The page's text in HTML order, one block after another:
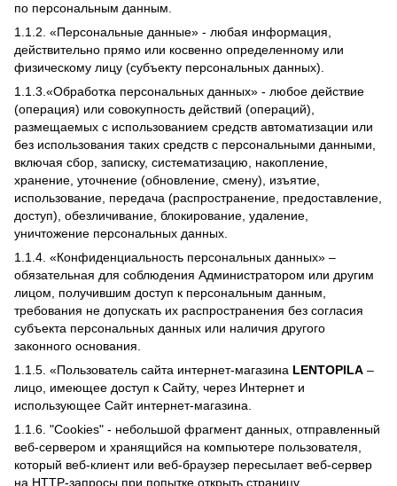
по персональным данным.
1.1.2. «Персональные данные» - любая информация,
действительно прямо или косвенно определенному или
физическому лицу (субъекту персональных данных).
1.1.3.«Обработка персональных данных» - любое действие
(операция) или совокупность действий (операций),
размещаемых с использованием средств автоматизации или
без использования таких средств с персональными данными,
включая сбор, записку, систематизацию, накопление,
хранение, уточнение (обновление, смену), изъятие,
использование, передача (распространение, предоставление,
доступ), обезличивание, блокирование, удаление,
уничтожение персональных данных.
1.1.4. «Конфиденциальность персональных данных» –
обязательная для соблюдения Администратором или другим
лицом, получившим доступ к персональным данным,
требования не допускать их распространения без согласия
субъекта персональных данных или наличия другого
законного основания.
1.1.5. «Пользователь сайта интернет-магазина LENTOPILA –
лицо, имеющее доступ к Сайту, через Интернет и
использующее Сайт интернет-магазина.
1.1.6. "Cookies" - небольшой фрагмент данных, отправленный
веб-сервером и хранящийся на компьютере пользователя,
который веб-клиент или веб-браузер пересылает веб-сервер
на HTTP-запросы при попытке открыть страницу